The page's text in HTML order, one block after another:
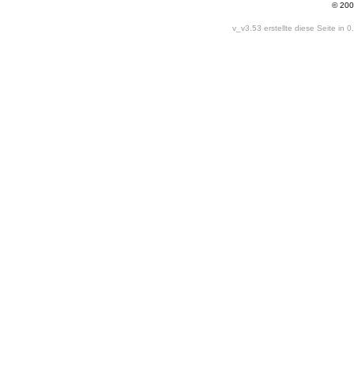
©
v_v3.53 erstellte diese Seite in